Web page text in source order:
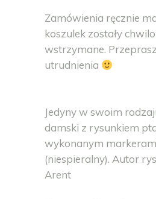
Zamówienia ręcznie
koszulek zostały
wstrzymane.
utrudnienia
Jedyny w swoim
damski z rysunkiem
wykonanym
(niespieralny). Autor
Arent